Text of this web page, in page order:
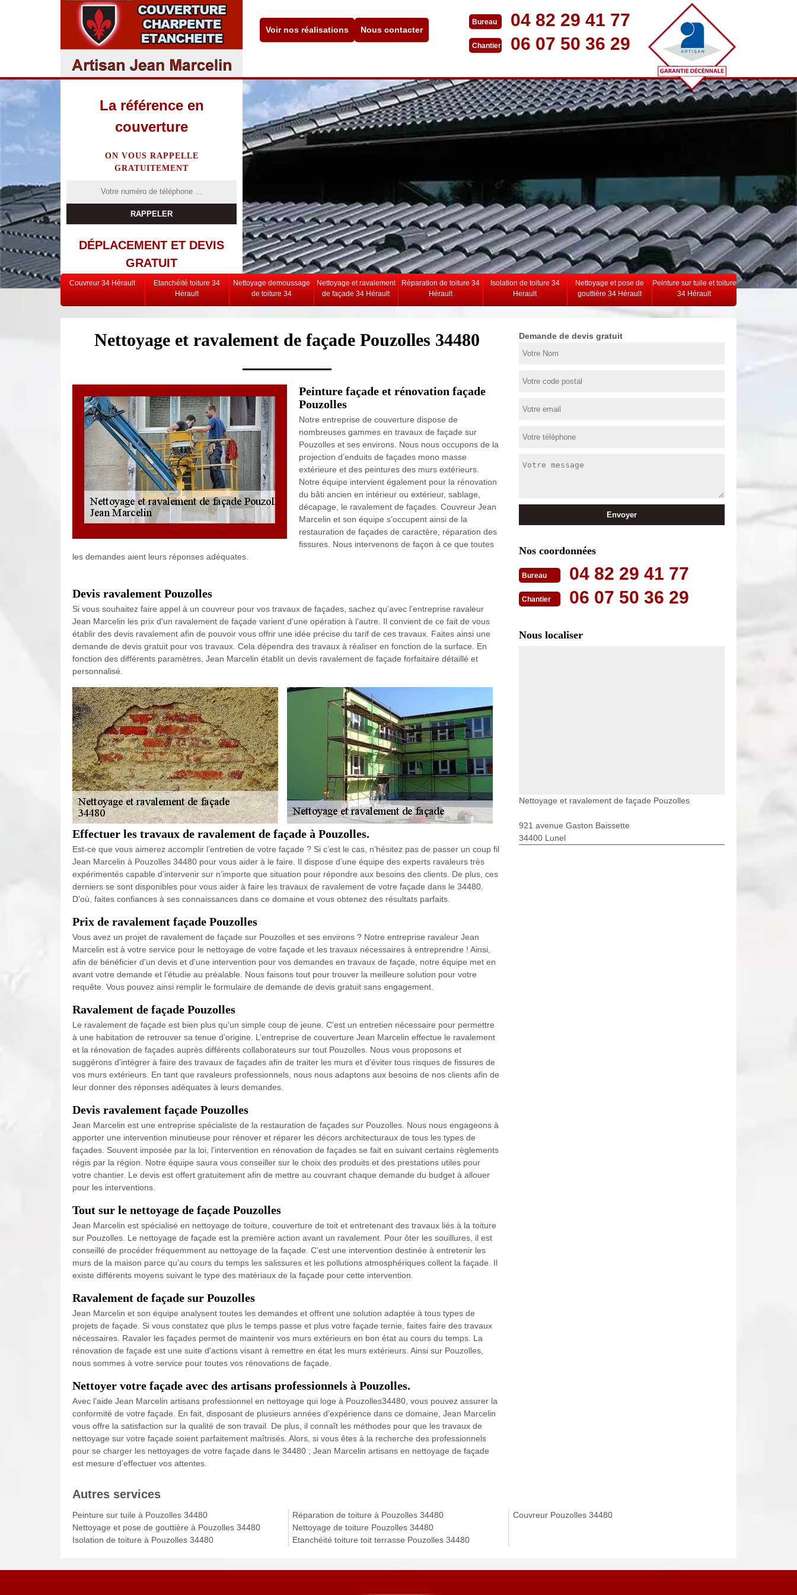
Voir nos réalisations Nous contacter
Bureau 04 82 29 41 77
Chantier 06 07 50 36 29
La référence en
couverture
ON VOUS RAPPELLE
GRATUITEMENT
DÉPLACEMENT ET DEVIS
GRATUIT
Couvreur 34 Hérault
Etanchéité toiture 34
Hérault
Nettoyage demoussage
de toiture 34
Nettoyage et ravalement
de façade 34 Hérault
Réparation de toiture 34
Hérault
Isolation de toiture 34
Herault
Nettoyage et pose de
gouttière 34 Hérault
Peinture sur tuile et toiture
34 Hérault
Nettoyage et ravalement de façade Pouzolles 34480
Peinture façade et rénovation façade
Pouzolles
Notre entreprise de couverture dispose de
nombreuses gammes en travaux de façade sur
Pouzolles et ses environs. Nous nous occupons de la
projection d’enduits de façades mono masse
extérieure et des peintures des murs extérieurs.
Notre équipe intervient également pour la rénovation
du bâti ancien en intérieur ou extérieur, sablage,
décapage, le ravalement de façades. Couvreur Jean
Marcelin et son équipe s’occupent ainsi de la
restauration de façades de caractère, réparation des
fissures. Nous intervenons de façon à ce que toutes
les demandes aient leurs réponses adéquates.
Devis ravalement Pouzolles
Si vous souhaitez faire appel à un couvreur pour vos travaux de façades, sachez qu’avec l’entreprise ravaleur
Jean Marcelin les prix d'un ravalement de façade varient d'une opération à l'autre. Il convient de ce fait de vous
établir des devis ravalement afin de pouvoir vous offrir une idée précise du tarif de ces travaux. Faites ainsi une
demande de devis gratuit pour vos travaux. Cela dépendra des travaux à réaliser en fonction de la surface. En
fonction des différents paramètres, Jean Marcelin établit un devis ravalement de façade forfaitaire détaillé et
personnalisé.
Effectuer les travaux de ravalement de façade à Pouzolles.
Est-ce que vous aimerez accomplir l’entretien de votre façade ? Si c’est le cas, n’hésitez pas de passer un coup fil
Jean Marcelin à Pouzolles 34480 pour vous aider à le faire. Il dispose d’une équipe des experts ravaleurs très
expérimentés capable d’intervenir sur n’importe que situation pour répondre aux besoins des clients. De plus, ces
derniers se sont disponibles pour vous aider à faire les travaux de ravalement de votre façade dans le 34480.
D’où, faites confiances à ses connaissances dans ce domaine et vous obtenez des résultats parfaits.
Prix de ravalement façade Pouzolles
Vous avez un projet de ravalement de façade sur Pouzolles et ses environs ? Notre entreprise ravaleur Jean
Marcelin est à votre service pour le nettoyage de votre façade et les travaux nécessaires à entreprendre ! Ainsi,
afin de bénéficier d'un devis et d'une intervention pour vos demandes en travaux de façade, notre équipe met en
avant votre demande et l’étudie au préalable. Nous faisons tout pour trouver la meilleure solution pour votre
requête. Vous pouvez ainsi remplir le formulaire de demande de devis gratuit sans engagement.
Ravalement de façade Pouzolles
Le ravalement de façade est bien plus qu'un simple coup de jeune. C'est un entretien nécessaire pour permettre
à une habitation de retrouver sa tenue d’origine. L’entreprise de couverture Jean Marcelin effectue le ravalement
et la rénovation de façades auprès différents collaborateurs sur tout Pouzolles. Nous vous proposons et
suggérons d'intégrer à faire des travaux de façades afin de traiter les murs et d’éviter tous risques de fissures de
vos murs extérieurs. En tant que ravaleurs professionnels, nous nous adaptons aux besoins de nos clients afin de
leur donner des réponses adéquates à leurs demandes.
Devis ravalement façade Pouzolles
Jean Marcelin est une entreprise spécialiste de la restauration de façades sur Pouzolles. Nous nous engageons à
apporter une intervention minutieuse pour rénover et réparer les décors architecturaux de tous les types de
façades. Souvent imposée par la loi, l’intervention en rénovation de façades se fait en suivant certains règlements
régis par la région. Notre équipe saura vous conseiller sur le choix des produits et des prestations utiles pour
votre chantier. Le devis est offert gratuitement afin de mettre au couvrant chaque demande du budget à allouer
pour les interventions.
Tout sur le nettoyage de façade Pouzolles
Jean Marcelin est spécialisé en nettoyage de toiture, couverture de toit et entretenant des travaux liés à la toiture
sur Pouzolles. Le nettoyage de façade est la première action avant un ravalement. Pour ôter les souillures, il est
conseillé de procéder fréquemment au nettoyage de la façade. C’est une intervention destinée à entretenir les
murs de la maison parce qu’au cours du temps les salissures et les pollutions atmosphériques collent la façade. Il
existe différents moyens suivant le type des matériaux de la façade pour cette intervention.
Ravalement de façade sur Pouzolles
Jean Marcelin et son équipe analysent toutes les demandes et offrent une solution adaptée à tous types de
projets de façade. Si vous constatez que plus le temps passe et plus votre façade ternie, faites faire des travaux
nécessaires. Ravaler les façades permet de maintenir vos murs extérieurs en bon état au cours du temps. La
rénovation de façade est une suite d'actions visant à remettre en état les murs extérieurs. Ainsi sur Pouzolles,
nous sommes à votre service pour toutes vos rénovations de façade.
Nettoyer votre façade avec des artisans professionnels à Pouzolles.
Avec l’aide Jean Marcelin artisans professionnel en nettoyage qui loge à Pouzolles34480, vous pouvez assurer la
conformité de votre façade. En fait, disposant de plusieurs années d’expérience dans ce domaine, Jean Marcelin
vous offre la satisfaction sur la qualité de son travail. De plus, il connaît les méthodes pour que les travaux de
nettoyage sur votre façade soient parfaitement maîtrisés. Alors, si vous êtes à la recherche des professionnels
pour se charger les nettoyages de votre façade dans le 34480 ; Jean Marcelin artisans en nettoyage de façade
est mesure d’effectuer vos attentes.
Demande de devis gratuit
Nos coordonnées
Bureau 04 82 29 41 77
Chantier 06 07 50 36 29
Nous localiser
Nettoyage et ravalement de façade Pouzolles
921 avenue Gaston Baissette
34400 Lunel
Autres services
Peinture sur tuile à Pouzolles 34480
Nettoyage et pose de gouttière à Pouzolles 34480
Isolation de toiture à Pouzolles 34480
Réparation de toiture à Pouzolles 34480
Nettoyage de toiture Pouzolles 34480
Etanchéité toiture toit terrasse Pouzolles 34480
Couvreur Pouzolles 34480